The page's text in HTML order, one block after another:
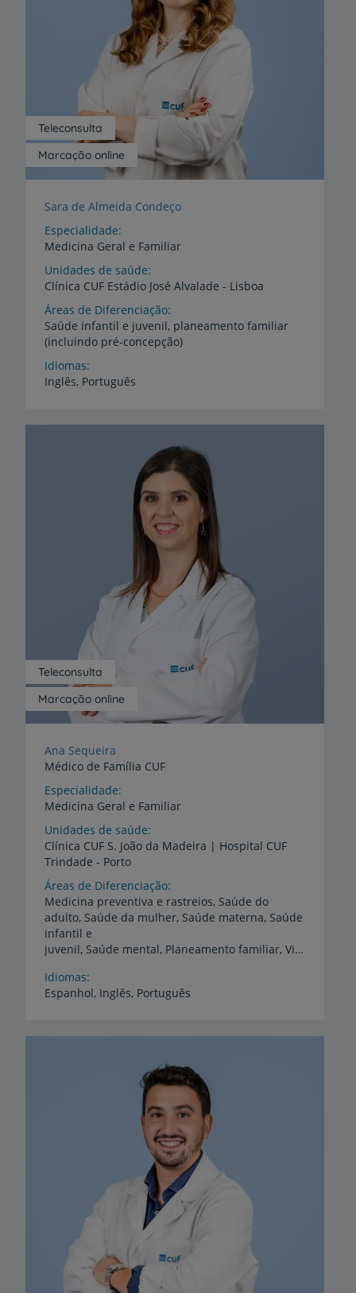
Marcação online
Teleconsulta
Sara de Almeida Condeço
Especialidade
Medicina Geral e Familiar
Unidades de saúde
Clínica CUF Estádio José Alvalade - Lisboa
Áreas de Diferenciação
Saúde infantil e juvenil, planeamento familiar
(incluindo pré-concepção)
Idiomas
Inglês, Português
Marcação online
Teleconsulta
Ana Sequeira
Médico de Família CUF
Especialidade
Medicina Geral e Familiar
Unidades de saúde
Clínica CUF S. João da Madeira | Hospital CUF
Trindade - Porto
Áreas de Diferenciação
Medicina preventiva e rastreios, Saúde do
adulto, Saúde da mulher, Saúde materna, Saúde
infantil e
juvenil, Saúde mental, Planeamento familiar, Vigilância de hipertensão arterial, Vigilância de diabetes mellitus, Dor crónica, Risco e prevenção cardiovascular, Obesidade
Idiomas
Espanhol, Inglês, Português